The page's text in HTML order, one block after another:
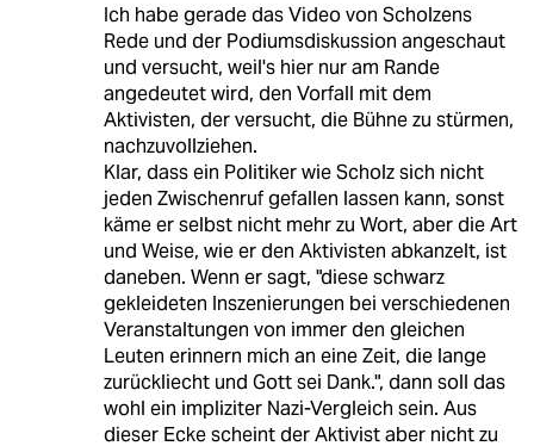
Ich habe gerade das Video von Scholzens
Rede und der Podiumsdiskussion angeschaut
und versucht, weil's hier nur am Rande
angedeutet wird, den Vorfall mit dem
Aktivisten, der versucht, die Bühne zu stürmen,
nachzuvollziehen.
Klar, dass ein Politiker wie Scholz sich nicht
jeden Zwischenruf gefallen lassen kann, sonst
käme er selbst nicht mehr zu Wort, aber die Art
und Weise, wie er den Aktivisten abkanzelt, ist
daneben. Wenn er sagt, "diese schwarz
gekleideten Inszenierungen bei verschiedenen
Veranstaltungen von immer den gleichen
Leuten erinnern mich an eine Zeit, die lange
zurückliecht und Gott sei Dank.", dann soll das
wohl ein impliziter Nazi-Vergleich sein. Aus
dieser Ecke scheint der Aktivist aber nicht zu